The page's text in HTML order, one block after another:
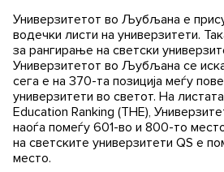
Универзитетот во Љубљана е
водечки листи на универзитети.
за рангирање на светски
Универзитетот во Љубљана се
сега е на 370-та позиција меѓу
универзитети во светот. На
Education Ranking (THE),
наоѓа помеѓу 601-во и 800-то
на светските универзитети QS е
место.